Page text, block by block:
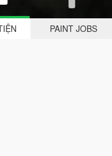
PAINT JOBS